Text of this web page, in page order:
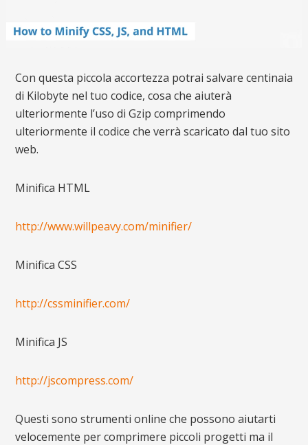
Con questa piccola accortezza potrai salvare centinaia
di Kilobyte nel tuo codice, cosa che aiuterà
ulteriormente l’uso di Gzip comprimendo
ulteriormente il codice che verrà scaricato dal tuo sito
web.
Minifica HTML
http://www.willpeavy.com/minifier/
Minifica CSS
http://cssminifier.com/
Minifica JS
http://jscompress.com/
Questi sono strumenti online che possono aiutarti
velocemente per comprimere piccoli progetti ma il